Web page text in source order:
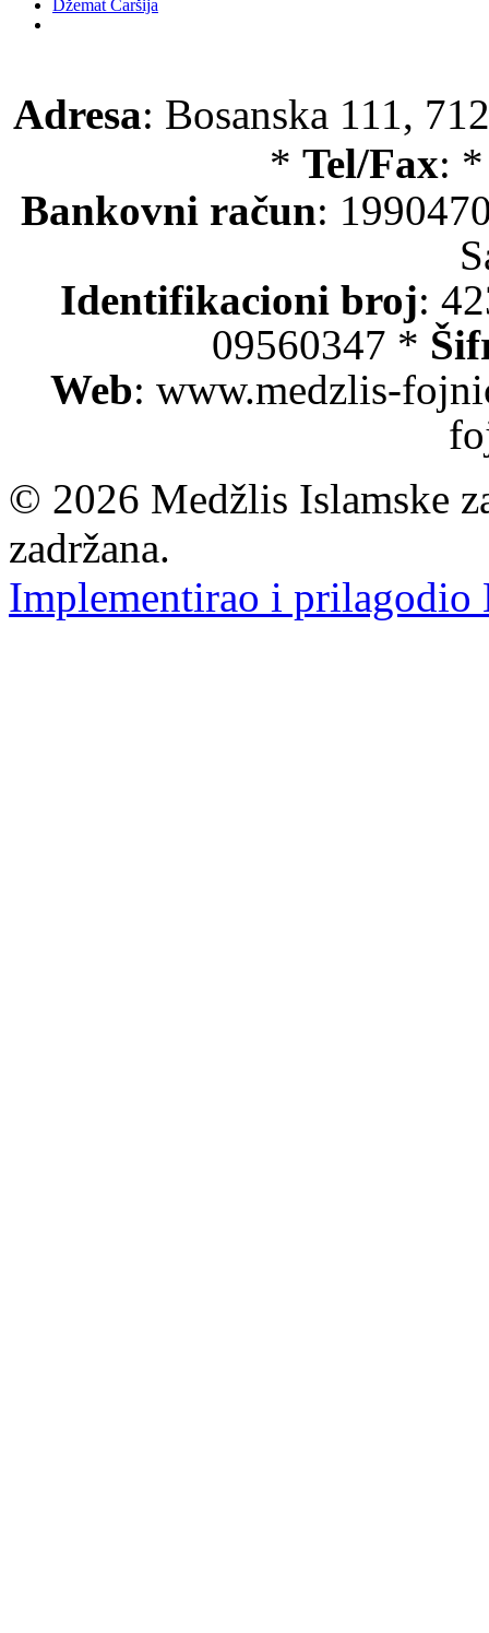
Džemat Čaršija
Adresa: Bosanska 111,
* Tel/Fax:
Bankovni račun:
Identifikacioni broj:
09560347 *
Web: www.medzlis-
© 2026 Medžlis Islamske
zadržana.
Implementirao i prilagodio